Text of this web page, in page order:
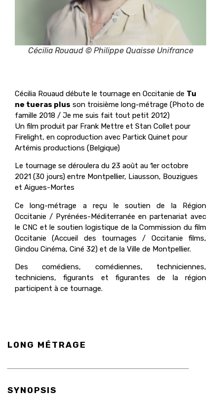
Cécilia Rouaud © Philippe Quaisse Unifrance
Cécilia Rouaud débute le tournage en Occitanie de Tu
ne tueras plus son troisième long-métrage (Photo de
famille 2018 / Je me suis fait tout petit 2012)
Un film produit par Frank Mettre et Stan Collet pour
Firelight, en coproduction avec Partick Quinet pour
Artémis productions (Belgique)
Le tournage se déroulera du 23 août au 1er octobre
2021 (30 jours) entre Montpellier, Liausson, Bouzigues
et Aigues-Mortes
Ce long-métrage a reçu le soutien de la Région
Occitanie / Pyrénées-Méditerranée en partenariat avec
le CNC et le soutien logistique de la Commission du film
Occitanie (Accueil des tournages / Occitanie films,
Gindou Cinéma, Ciné 32) et de la Ville de Montpellier.
Des comédiens, comédiennes, techniciennes,
techniciens, figurants et figurantes de la région
participent à ce tournage.
LONG MÉTRAGE
SYNOPSIS